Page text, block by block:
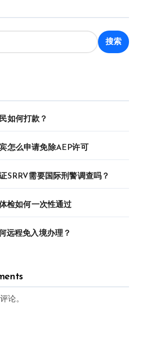
搜索
如何打款？
怎么申请免除AEP许可
SRRV需要国际刑警调查吗？
检如何一次性通过
远程免入境办理？
论。